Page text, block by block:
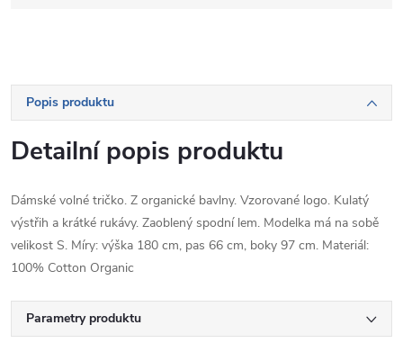
Popis produktu
Detailní popis produktu
Dámské volné tričko. Z organické bavlny. Vzorované logo. Kulatý
výstřih a krátké rukávy. Zaoblený spodní lem. Modelka má na sobě
velikost S. Míry: výška 180 cm, pas 66 cm, boky 97 cm. Materiál:
100% Cotton Organic
Parametry produktu